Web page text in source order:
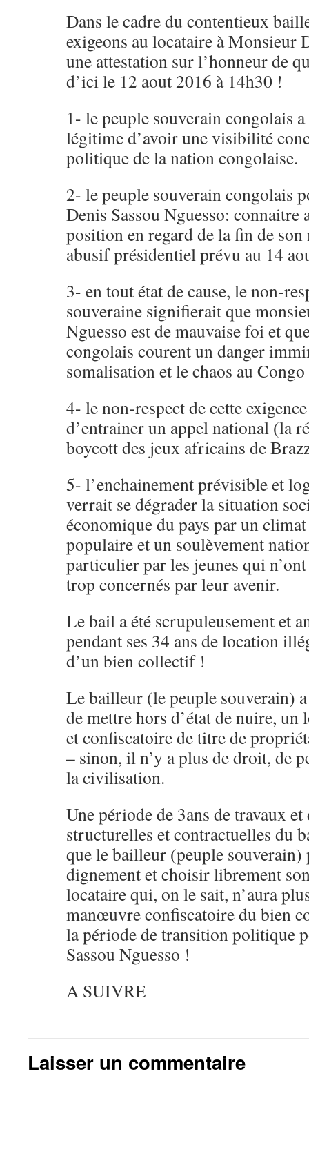
Dans le cadre du contentieux
exigeons au locataire à Monsieur
une attestation sur l’honneur de
d’ici le 12 aout 2016 à 14h30 !
1- le peuple souverain congolais
légitime d’avoir une visibilité
politique de la nation congolaise.
2- le peuple souverain congolais
Denis Sassou Nguesso: connaitre
position en regard de la fin de
abusif présidentiel prévu au 14
3- en tout état de cause, le non-
souveraine signifierait que
Nguesso est de mauvaise foi et
congolais courent un danger
somalisation et le chaos au
4- le non-respect de cette
d’entrainer un appel national (la
boycott des jeux africains de
5- l’enchainement prévisible et
verrait se dégrader la situation
économique du pays par un
populaire et un soulèvement
particulier par les jeunes qui
trop concernés par leur avenir.
Le bail a été scrupuleusement et
pendant ses 34 ans de location
d’un bien collectif !
Le bailleur (le peuple souverain)
de mettre hors d’état de nuire,
et confiscatoire de titre de
– sinon, il n’y a plus de droit, de
la civilisation.
Une période de 3ans de travaux
structurelles et contractuelles du
que le bailleur (peuple souverain)
dignement et choisir librement
locataire qui, on le sait, n’aura
manœuvre confiscatoire du bien
la période de transition politique
Sassou Nguesso !
A SUIVRE
Laisser un commentaire